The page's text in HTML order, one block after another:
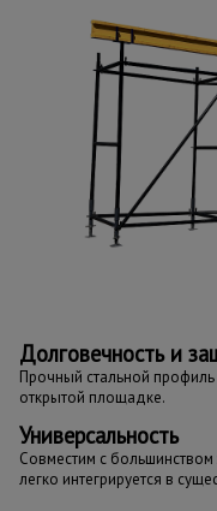
Долговечность и
Прочный стальной
открытой площадке.
Универсальность
Совместим с
легко интегрируется в